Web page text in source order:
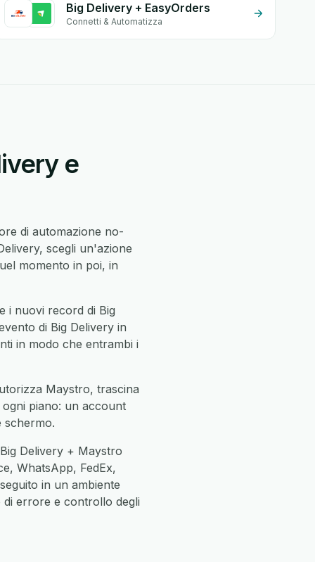
Big Delivery + EasyOrders
Connetti & Automatizza
e
di automazione no-
scegli un'azione
momento in poi, in
i nuovi record di Big
di Big Delivery in
in modo che entrambi i
Maystro, trascina
piano: un account
schermo.
Delivery + Maystro
WhatsApp, FedEx,
in un ambiente
di errore e controllo degli